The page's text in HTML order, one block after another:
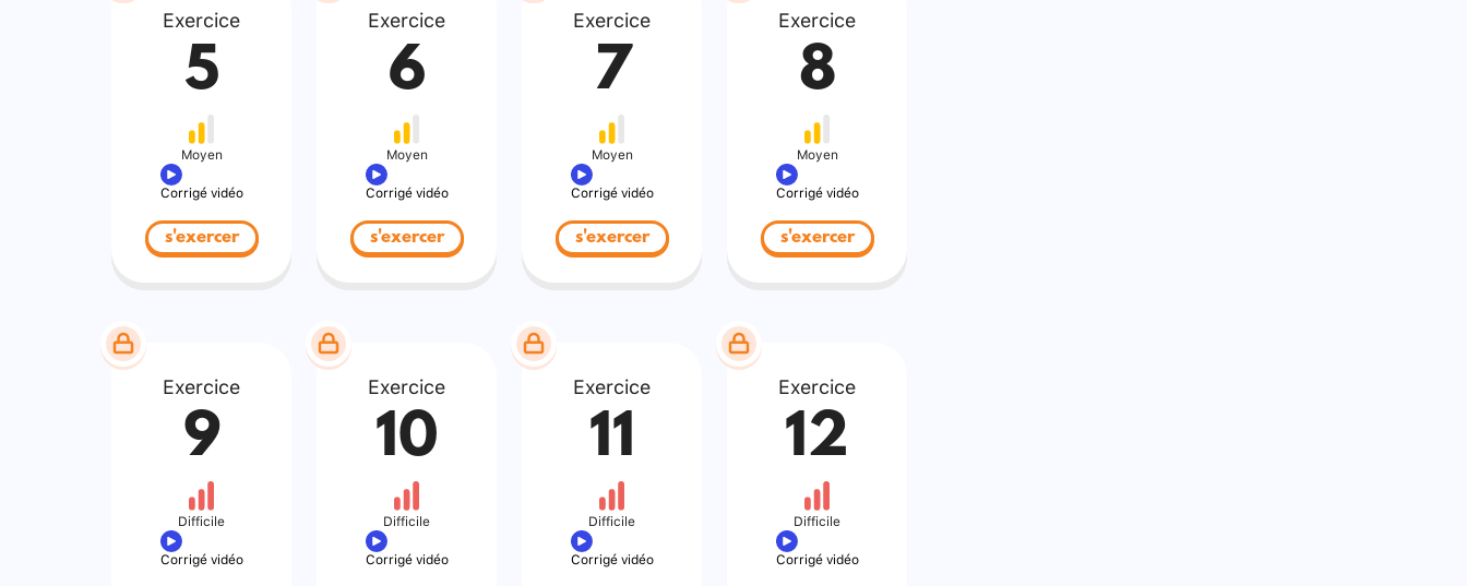
Exercice
5
Moyen
Corrigé vidéo
s'exercer
Exercice
6
Moyen
Corrigé vidéo
s'exercer
Exercice
7
Moyen
Corrigé vidéo
s'exercer
Exercice
8
Moyen
Corrigé vidéo
s'exercer
Exercice
9
Difficile
Corrigé vidéo
Exercice
10
Difficile
Corrigé vidéo
Exercice
11
Difficile
Corrigé vidéo
Exercice
12
Difficile
Corrigé vidéo